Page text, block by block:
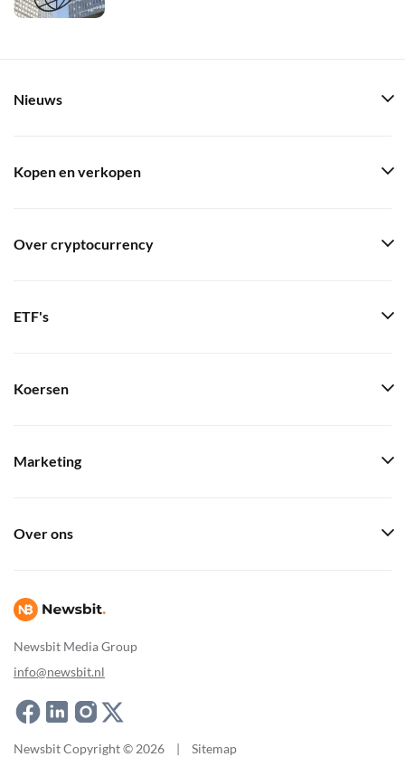
Newsbit Media Group
info@newsbit.nl
Nieuws
Kopen en verkopen
Over cryptocurrency
ETF's
Koersen
Marketing
Over ons
Newsbit Copyright © 2026 | Sitemap